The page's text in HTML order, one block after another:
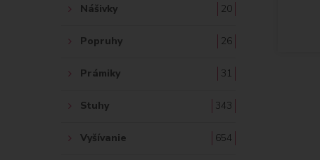
Nášivky 20
Popruhy 26
Prámiky 31
Stuhy 343
Vyšívanie 654